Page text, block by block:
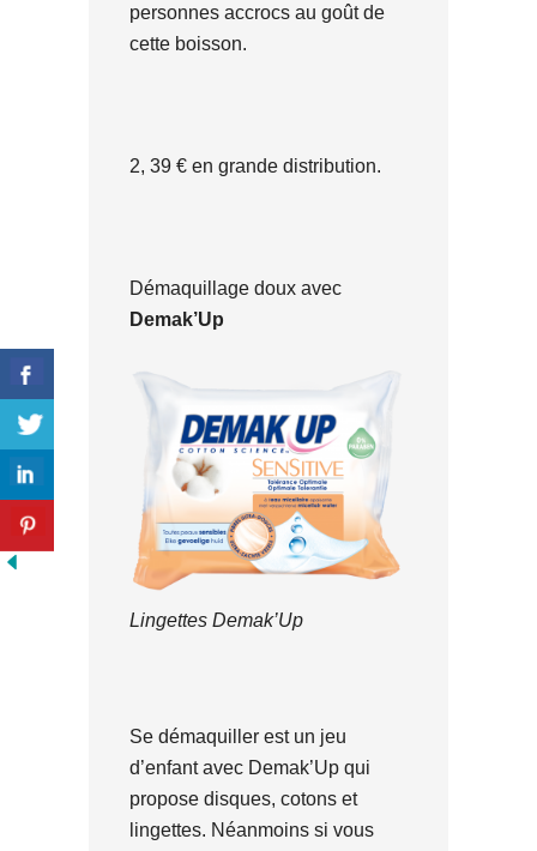
personnes accrocs au goût de
cette boisson.
2, 39 € en grande distribution.
Démaquillage doux avec
Demak’Up
Lingettes Demak’Up
Se démaquiller est un jeu
d’enfant avec Demak’Up qui
propose disques, cotons et
lingettes. Néanmoins si vous